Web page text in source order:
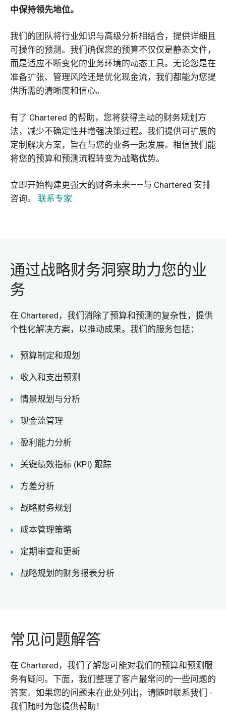
中保持领先地位。
我们的团队将行业知识与高级分析相结合，提供详细且
可操作的预测。我们确保您的预算不仅仅是静态文件，
而是适应不断变化的业务环境的动态工具。无论您是在
准备扩张、管理风险还是优化现金流，我们都能为您提
供所需的清晰度和信心。
有了 Chartered 的帮助，您将获得主动的财务规划方
法，减少不确定性并增强决策过程。我们提供可扩展的
定制解决方案，旨在与您的业务一起发展。相信我们能
将您的预算和预测流程转变为战略优势。
立即开始构建更强大的财务未来——与 Chartered 安排
咨询。 联系专家
通过战略财务洞察助力您的业
务
在 Chartered，我们消除了预算和预测的复杂性，提供
个性化解决方案，以推动成果。我们的服务包括：
预算制定和规划
收入和支出预测
情景规划与分析
现金流管理
盈利能力分析
关键绩效指标 (KPI) 跟踪
方差分析
战略财务规划
成本管理策略
定期审查和更新
战略规划的财务报表分析
常见问题解答
在 Chartered，我们了解您可能对我们的预算和预测服
务有疑问。下面，我们整理了客户最常问的一些问题的
答案。如果您的问题未在此处列出，请随时联系我们 -
我们随时为您提供帮助！